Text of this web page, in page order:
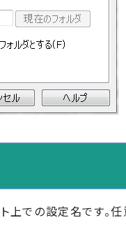
上での設定名です。